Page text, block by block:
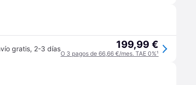
gratis, 2-3 días 199,99 €
O 3 pagos de 66,66 €/mes. TAE 0%¹